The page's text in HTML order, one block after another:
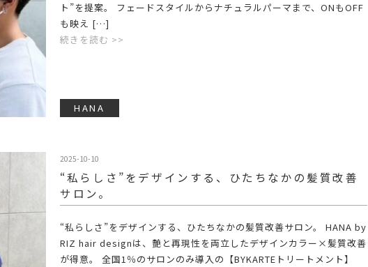
ト”を提案。 フェードスタイルからナチュラルパーマまで、ONもOFF
も映え […]
続きを読む >>
HANA
2025-10-10
“私らしさ”をデザインする、ひたちなかの髪質改善
サロン。
“私らしさ”をデザインする、ひたちなかの髪質改善サロン。 HANA by
RIZ hair designは、艶と再現性を両立したデザインカラー×髪質改善
が得意。 全国1％のサロンのみ導入の【BYKARTEトリートメント】